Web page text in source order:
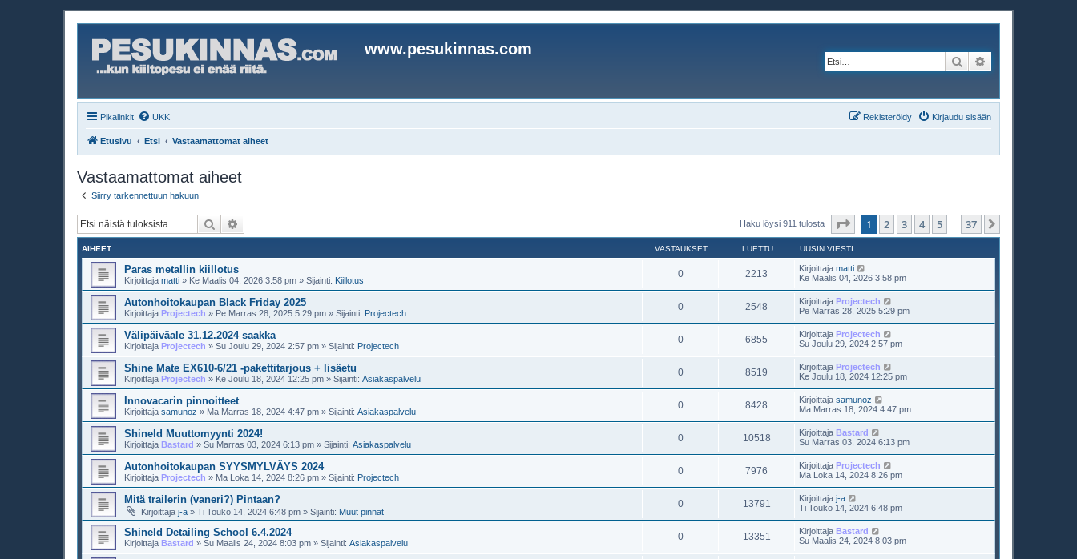
www.pesukinnas.com
Etsi
Pikalinkit UKK Kirjaudu sisään
Rekisteröidy
Etusivu Etsi Vastaamattomat aiheet
Vastaamattomat aiheet
Siirry tarkennettuun hakuun
Etsi Haku löysi 911 tulosta Sivu 37
1 2 3 4 5 37
AIHEET VASTAUKSET LUETTU UUSIN VIESTI
Paras metallin kiillotus
Kirjoittaja matti » Ke Maalis 04, 2026 3:58 pm » Sijainti: Kiillotus
0 2213 Kirjoittaja matti
Ke Maalis 04, 2026 3:58 pm
Autonhoitokaupan Black Friday 2025
Kirjoittaja Projectech » Pe Marras 28, 2025 5:29 pm » Sijainti: Projectech
0 2548 Kirjoittaja Projectech
Pe Marras 28, 2025 5:29 pm
Välipäiväale 31.12.2024 saakka
Kirjoittaja Projectech » Su Joulu 29, 2024 2:57 pm » Sijainti: Projectech
0 6855 Kirjoittaja Projectech
Su Joulu 29, 2024 2:57 pm
Shine Mate EX610-6/21 -pakettitarjous + lisäetu
Kirjoittaja Projectech » Ke Joulu 18, 2024 12:25 pm » Sijainti: Asiakaspalvelu
0 8519 Kirjoittaja Projectech
Ke Joulu 18, 2024 12:25 pm
Innovacarin pinnoitteet
Kirjoittaja samunoz » Ma Marras 18, 2024 4:47 pm » Sijainti: Asiakaspalvelu
0 8428 Kirjoittaja samunoz
Ma Marras 18, 2024 4:47 pm
Shineld Muuttomyynti 2024!
Kirjoittaja Bastard » Su Marras 03, 2024 6:13 pm » Sijainti: Asiakaspalvelu
0 10518 Kirjoittaja Bastard
Su Marras 03, 2024 6:13 pm
Autonhoitokaupan SYYSMYLVÄYS 2024
Kirjoittaja Projectech » Ma Loka 14, 2024 8:26 pm » Sijainti: Projectech
0 7976 Kirjoittaja Projectech
Ma Loka 14, 2024 8:26 pm
Mitä trailerin (vaneri?) Pintaan?
Kirjoittaja j-a » Ti Touko 14, 2024 6:48 pm » Sijainti: Muut pinnat
0 13791 Kirjoittaja j-a
Ti Touko 14, 2024 6:48 pm
Shineld Detailing School 6.4.2024
Kirjoittaja Bastard » Su Maalis 24, 2024 8:03 pm » Sijainti: Asiakaspalvelu
0 13351 Kirjoittaja Bastard
Su Maalis 24, 2024 8:03 pm